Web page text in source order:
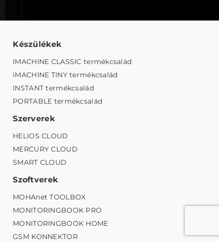
Készülékek
IMACHINE CLASSIC termékcsalád
iMACHINE TINY termékcsalád
INSTANT termékcsalád
PORTABLE termékcsalád
Szerverek
HELIOS CLOUD
MERCURY CLOUD
SMART CLOUD
Szoftverek
MOHAnet TOOLBOX
MONITORINGBOOK PRO
MONITORINGBOOK HOME
GSM KONNEKTOR